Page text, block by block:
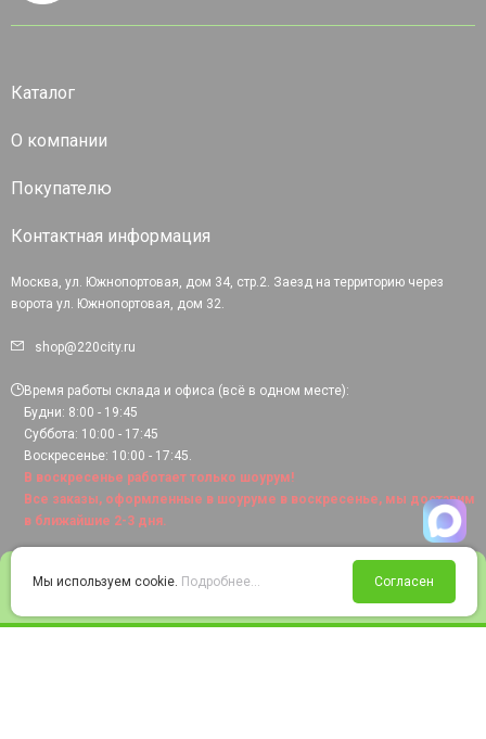
Войти Избранное Корзина
Каталог
О компании
Покупателю
Контактная информация
Москва, ул. Южнопортовая, дом 34, стр.2. Заезд на территорию через
ворота ул. Южнопортовая, дом 32.
shop@220city.ru
Время работы склада и офиса (всё в одном месте):
Будни: 8:00 - 19:45
Суббота: 10:00 - 17:45
Воскресенье: 10:00 - 17:45.
В воскресенье работает только шоурум!
Все заказы, оформленные в шоуруме в воскресенье, мы доставим
в ближайшие 2-3 дня.
Мы используем cookie. Подробнее... Согласен